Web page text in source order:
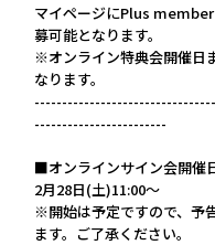
マイページにPlus
募可能となります。
※オンライン特典会開催日
なります。
------------------------
■オンラインサイン会開催
2月28日(土)11:00～
※開始は予定ですので、予
ます。ご了承ください。